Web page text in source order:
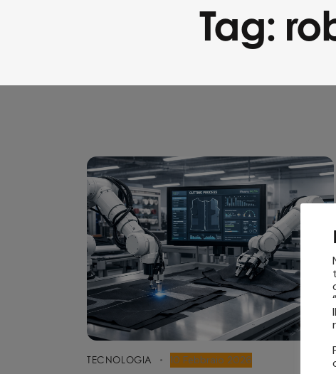
Tag:
TECNOLOGIA 10 Febbraio 2026